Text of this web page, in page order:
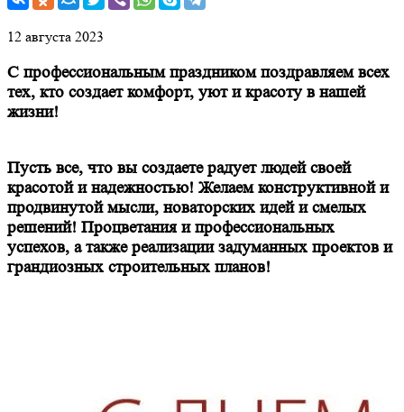
12 августа 2023
С профессиональным праздником поздравляем всех
тех, кто создает комфорт, уют и красоту в нашей
жизни!
Пусть все, что вы создаете радует людей своей
красотой и надежностью! Желаем конструктивной и
продвинутой мысли, новаторских идей и смелых
решений! Процветания и профессиональных
успехов, а также реализации задуманных проектов и
грандиозных строительных планов!